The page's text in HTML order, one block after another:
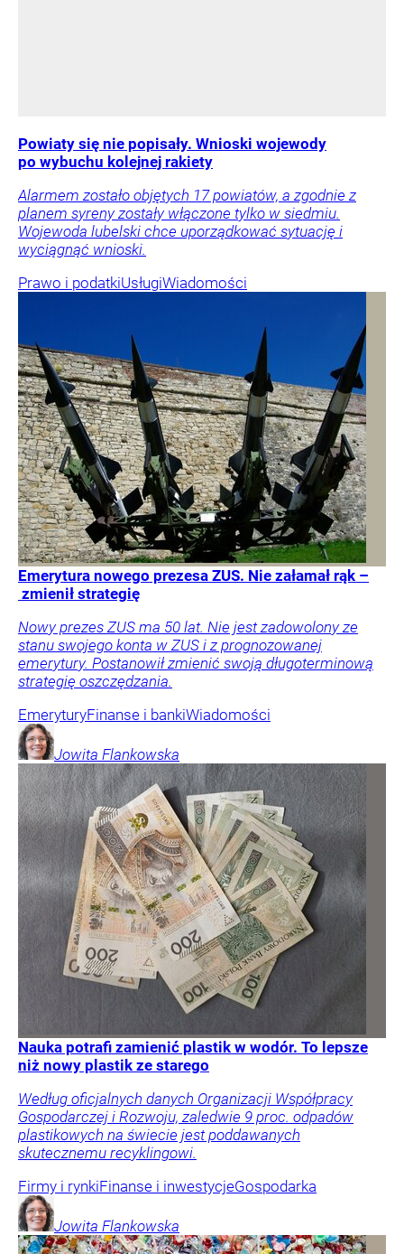
Powiaty się nie popisały. Wnioski wojewody
po wybuchu kolejnej rakiety
Alarmem zostało objętych 17 powiatów, a zgodnie z
planem syreny zostały włączone tylko w siedmiu.
Wojewoda lubelski chce uporządkować sytuację i
wyciągnąć wnioski.
Prawo i podatkiUsługiWiadomości
Emerytura nowego prezesa ZUS. Nie załamał rąk –
zmienił strategię
Nowy prezes ZUS ma 50 lat. Nie jest zadowolony ze
stanu swojego konta w ZUS i z prognozowanej
emerytury. Postanowił zmienić swoją długoterminową
strategię oszczędzania.
EmeryturyFinanse i bankiWiadomości
Jowita Flankowska
Nauka potrafi zamienić plastik w wodór. To lepsze
niż nowy plastik ze starego
Według oficjalnych danych Organizacji Współpracy
Gospodarczej i Rozwoju, zaledwie 9 proc. odpadów
plastikowych na świecie jest poddawanych
skutecznemu recyklingowi.
Firmy i rynkiFinanse i inwestycjeGospodarka
Jowita Flankowska